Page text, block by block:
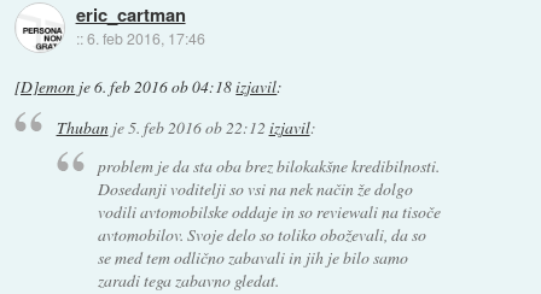
eric_cartman
::6. feb 2016, 17:46
[D]emon je6. feb 2016 ob 04:18izjavil:
Thubanje5. feb 2016 ob 22:12 izjavil:
problem je da sta oba brez bilokakšne kredibilnosti.
Dosedanji voditelji so vsi na nek način že dolgo
vodili avtomobilske oddaje in so reviewali na tisoče
avtomobilov. Svoje delo so toliko oboževali, da so
se med tem odlično zabavali in jih je bilo samo
zaradi tega zabavno gledat.